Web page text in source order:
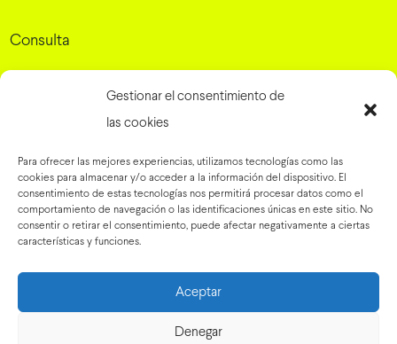
Gestionar el consentimiento de
las cookies
Para ofrecer las mejores experiencias, utilizamos tecnologías como las
cookies para almacenar y/o acceder a la información del dispositivo. El
consentimiento de estas tecnologías nos permitirá procesar datos como el
comportamiento de navegación o las identificaciones únicas en este sitio. No
consentir o retirar el consentimiento, puede afectar negativamente a ciertas
características y funciones.
Aceptar
Denegar
Consulta
Grupo Rinaldi, 10, 31007 Pamplona, Navarra
Preguntas frecuentes->
Blog->
Tienda online->
Linkedin